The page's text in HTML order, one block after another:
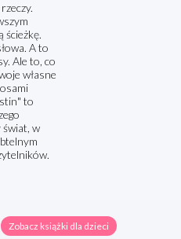
ścieżkę.
A to
Ale to, co
własne
to
świat, w
Zobacz książki dla dzieci